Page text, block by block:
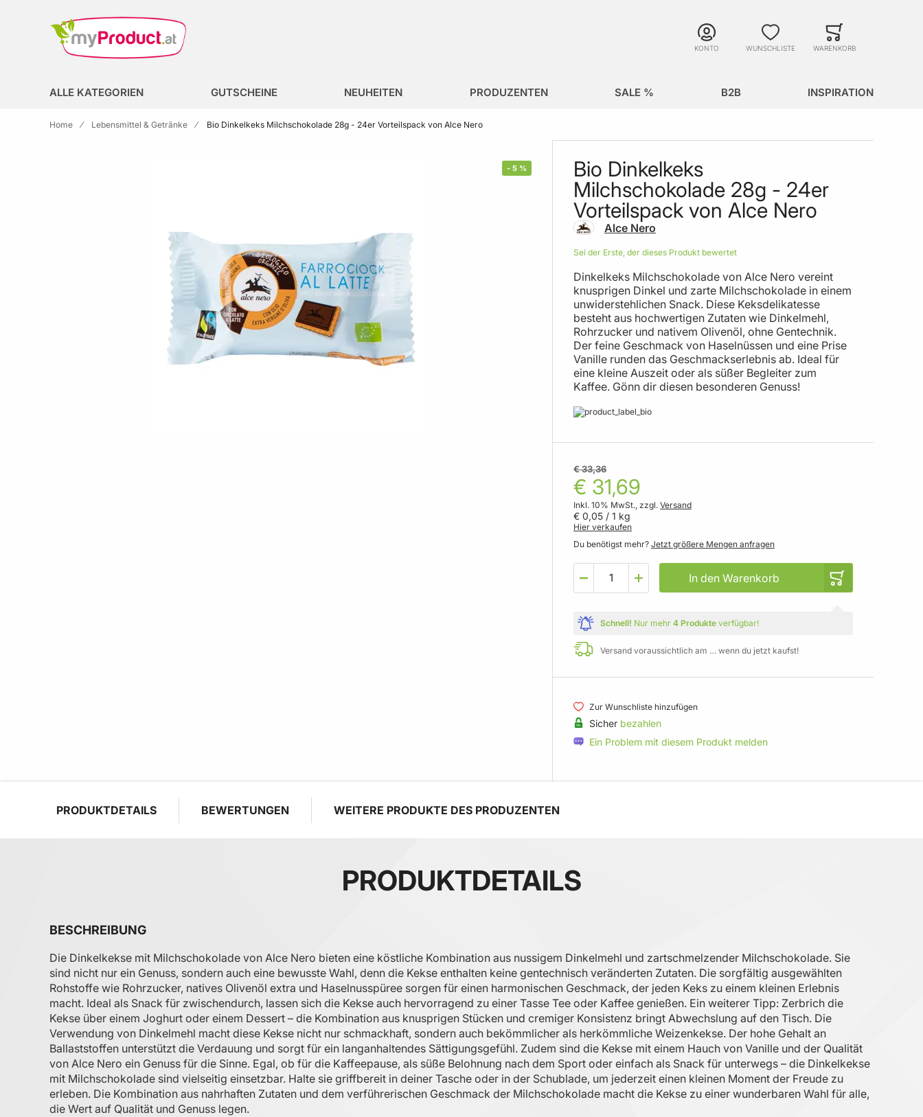
KONTO WUNSCHLISTE WARENKORB
ALLE KATEGORIEN GUTSCHEINE NEUHEITEN PRODUZENTEN SALE % B2B INSPIRATION
Home Lebensmittel & Getränke Bio Dinkelkeks Milchschokolade 28g - 24er Vorteilspack von Alce Nero
- 5 %
Bio Dinkelkeks
Milchschokolade 28g - 24er
Vorteilspack von Alce Nero
Alce Nero
Sei der Erste, der dieses Produkt bewertet
Dinkelkeks Milchschokolade von Alce Nero vereint
knusprigen Dinkel und zarte Milchschokolade in einem
unwiderstehlichen Snack. Diese Keksdelikatesse
besteht aus hochwertigen Zutaten wie Dinkelmehl,
Rohrzucker und nativem Olivenöl, ohne Gentechnik.
Der feine Geschmack von Haselnüssen und eine Prise
Vanille runden das Geschmackserlebnis ab. Ideal für
eine kleine Auszeit oder als süßer Begleiter zum
Kaffee. Gönn dir diesen besonderen Genuss!
€ 31,69
€ 33,36
Inkl. 10% MwSt., zzgl. Versand
€ 0,05 / 1 kg
Hier verkaufen
Du benötigst mehr? Jetzt größere Mengen anfragen
In den Warenkorb
Schnell! Nur mehr 4 Produkte verfügbar!
Versand voraussichtlich am … wenn du jetzt kaufst!
Zur Wunschliste hinzufügen
Sicher bezahlen
Ein Problem mit diesem Produkt melden
PRODUKTDETAILS BEWERTUNGEN WEITERE PRODUKTE DES PRODUZENTEN
PRODUKTDETAILS
BESCHREIBUNG
Die Dinkelkekse mit Milchschokolade von Alce Nero bieten eine köstliche Kombination aus nussigem Dinkelmehl und zartschmelzender Milchschokolade. Sie
sind nicht nur ein Genuss, sondern auch eine bewusste Wahl, denn die Kekse enthalten keine gentechnisch veränderten Zutaten. Die sorgfältig ausgewählten
Rohstoffe wie Rohrzucker, natives Olivenöl extra und Haselnusspüree sorgen für einen harmonischen Geschmack, der jeden Keks zu einem kleinen Erlebnis
macht. Ideal als Snack für zwischendurch, lassen sich die Kekse auch hervorragend zu einer Tasse Tee oder Kaffee genießen. Ein weiterer Tipp: Zerbrich die
Kekse über einem Joghurt oder einem Dessert – die Kombination aus knusprigen Stücken und cremiger Konsistenz bringt Abwechslung auf den Tisch. Die
Verwendung von Dinkelmehl macht diese Kekse nicht nur schmackhaft, sondern auch bekömmlicher als herkömmliche Weizenkekse. Der hohe Gehalt an
Ballaststoffen unterstützt die Verdauung und sorgt für ein langanhaltendes Sättigungsgefühl. Zudem sind die Kekse mit einem Hauch von Vanille und der Qualität
von Alce Nero ein Genuss für die Sinne. Egal, ob für die Kaffeepause, als süße Belohnung nach dem Sport oder einfach als Snack für unterwegs – die Dinkelkekse
mit Milchschokolade sind vielseitig einsetzbar. Halte sie griffbereit in deiner Tasche oder in der Schublade, um jederzeit einen kleinen Moment der Freude zu
erleben. Die Kombination aus nahrhaften Zutaten und dem verführerischen Geschmack der Milchschokolade macht die Kekse zu einer wunderbaren Wahl für alle,
die Wert auf Qualität und Genuss legen.